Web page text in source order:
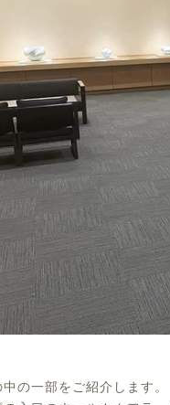
の一部をご紹介します。